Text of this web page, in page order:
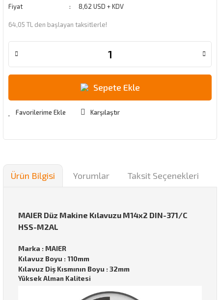
Fiyat
8,62 USD + KDV
64,05 TL den başlayan taksitlerle!
Sepete Ekle
Karşılaştır
Ürün Bilgisi Yorumlar Taksit Seçenekleri
MAIER Düz Makine Kılavuzu M14x2 DIN-371/C
HSS-M2AL
Marka : MAIER
Kılavuz Boyu : 110mm
Kılavuz Diş Kısmının Boyu : 32mm
Yüksek Alman Kalitesi